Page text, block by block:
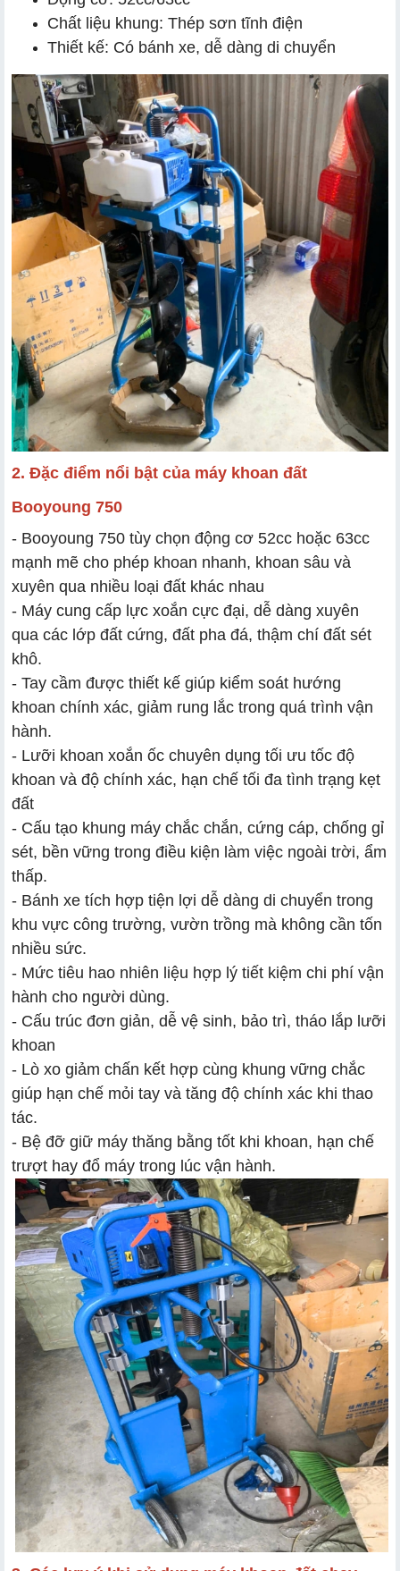
Chất liệu khung: Thép sơn tĩnh điện
Thiết kế: Có bánh xe, dễ dàng di chuyển
2. Đặc điểm nổi bật của máy khoan đất
Booyoung 750
- Booyoung 750 tùy chọn động cơ 52cc hoặc 63cc
mạnh mẽ cho phép khoan nhanh, khoan sâu và
xuyên qua nhiều loại đất khác nhau
- Máy cung cấp lực xoắn cực đại, dễ dàng xuyên
qua các lớp đất cứng, đất pha đá, thậm chí đất sét
khô.
- Tay cầm được thiết kế giúp kiểm soát hướng
khoan chính xác, giảm rung lắc trong quá trình vận
hành.
- Lưỡi khoan xoắn ốc chuyên dụng tối ưu tốc độ
khoan và độ chính xác, hạn chế tối đa tình trạng kẹt
đất
- Cấu tạo khung máy chắc chắn, cứng cáp, chống gỉ
sét, bền vững trong điều kiện làm việc ngoài trời, ẩm
thấp.
- Bánh xe tích hợp tiện lợi dễ dàng di chuyển trong
khu vực công trường, vườn trồng mà không cần tốn
nhiều sức.
- Mức tiêu hao nhiên liệu hợp lý tiết kiệm chi phí vận
hành cho người dùng.
- Cấu trúc đơn giản, dễ vệ sinh, bảo trì, tháo lắp lưỡi
khoan
- Lò xo giảm chấn kết hợp cùng khung vững chắc
giúp hạn chế mỏi tay và tăng độ chính xác khi thao
tác.
- Bệ đỡ giữ máy thăng bằng tốt khi khoan, hạn chế
trượt hay đổ máy trong lúc vận hành.